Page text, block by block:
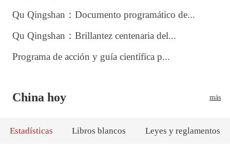
Qu Qingshan：Documento programático de...
Qu Qingshan：Brillantez centenaria del...
Programa de acción y guía científica p...
China hoy más
Estadísticas Libros blancos Leyes y reglamentos